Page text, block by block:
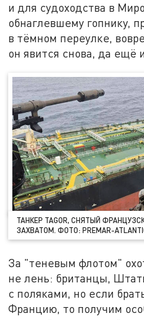
и для судоходства в
обнаглевшему гопнику,
в тёмном переулке,
он явится снова, да ещё
ТАНКЕР TAGOR, СНЯТЫЙ
ЗАХВАТОМ. ФОТО: PREMAR-
За "теневым флотом"
не лень: британцы,
с поляками, но если
Францию, то получим